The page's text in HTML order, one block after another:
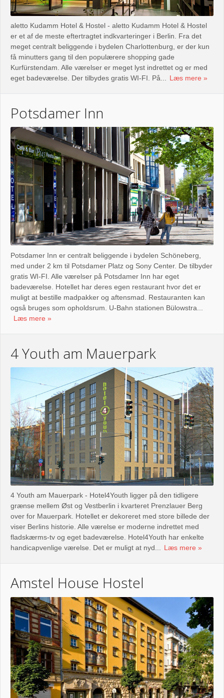
aletto Kudamm Hotel & Hostel - aletto Kudamm Hotel & Hostel
er et af de meste eftertragtet indkvarteringer i Berlin. Fra det
meget centralt beliggende i bydelen Charlottenburg, er der kun
få minutters gang til den populærere shopping gade
Kurfürstendam. Alle værelser er meget lyst indrettet og er med
eget badeværelse. Der tilbydes gratis WI-FI. På...
Læs mere
Potsdamer Inn
Potsdamer Inn er centralt beliggende i bydelen Schöneberg,
med under 2 km til Potsdamer Platz og Sony Center. De tilbyder
gratis WI-FI. Alle værelser på Potsdamer Inn har eget
badeværelse. Hotellet har deres egen restaurant hvor det er
muligt at bestille madpakker og aftensmad. Restauranten kan
også bruges som opholdsrum. U-Bahn stationen Bülowstra...
Læs mere
4 Youth am Mauerpark
4 Youth am Mauerpark - Hotel4Youth ligger på den tidligere
grænse mellem Øst og Vestberlin i kvarteret Prenzlauer Berg
over for Mauerpark. Hotellet er dekoreret med store billede der
viser Berlins historie. Alle værelse er moderne indrettet med
fladskærms-tv og eget badeværelse. Hotel4Youth har enkelte
handicapvenlige værelse. Det er muligt at nyd... Læs mere
Amstel House Hostel